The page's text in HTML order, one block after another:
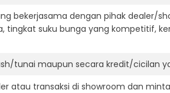
bekerjasama dengan pihak dealer/
tingkat suku bunga yang kompetitif,
tunai maupun secara kredit/cicilan
atau transaksi di showroom dan